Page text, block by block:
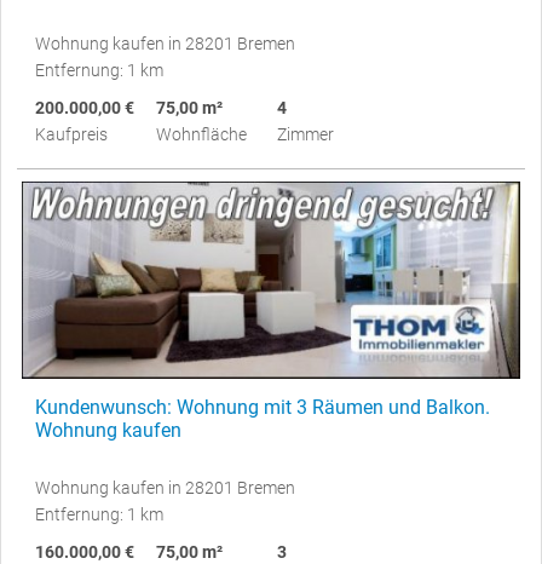
Wohnung kaufen in 28201 Bremen
Entfernung: 1 km
200.000,00 €
Kaufpreis
75,00 m²
Wohnfläche
4
Zimmer
Kundenwunsch: Wohnung mit 3 Räumen und Balkon.
Wohnung kaufen
Wohnung kaufen in 28201 Bremen
Entfernung: 1 km
160.000,00 €
75,00 m²
3